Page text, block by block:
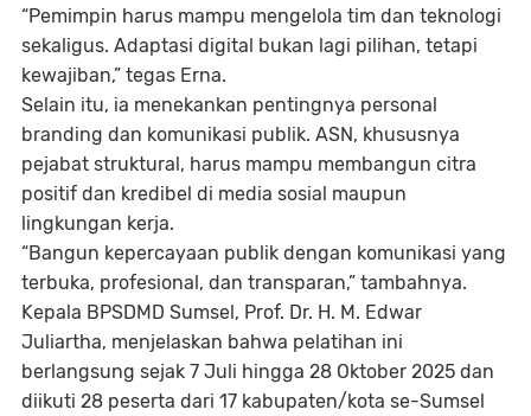
“Pemimpin harus mampu mengelola tim dan teknologi
sekaligus. Adaptasi digital bukan lagi pilihan, tetapi
kewajiban,” tegas Erna.
Selain itu, ia menekankan pentingnya personal
branding dan komunikasi publik. ASN, khususnya
pejabat struktural, harus mampu membangun citra
positif dan kredibel di media sosial maupun
lingkungan kerja.
“Bangun kepercayaan publik dengan komunikasi yang
terbuka, profesional, dan transparan,” tambahnya.
Kepala BPSDMD Sumsel, Prof. Dr. H. M. Edwar
Juliartha, menjelaskan bahwa pelatihan ini
berlangsung sejak 7 Juli hingga 28 Oktober 2025 dan
diikuti 28 peserta dari 17 kabupaten/kota se-Sumsel